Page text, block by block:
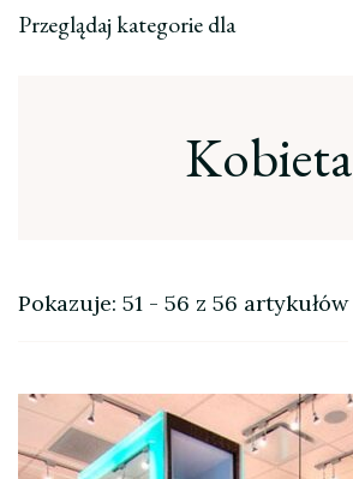
Przeglądaj kategorie dla
Kobieta
Pokazuje: 51 - 56 z 56 artykułów